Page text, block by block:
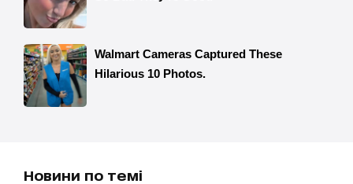
Новини по темі